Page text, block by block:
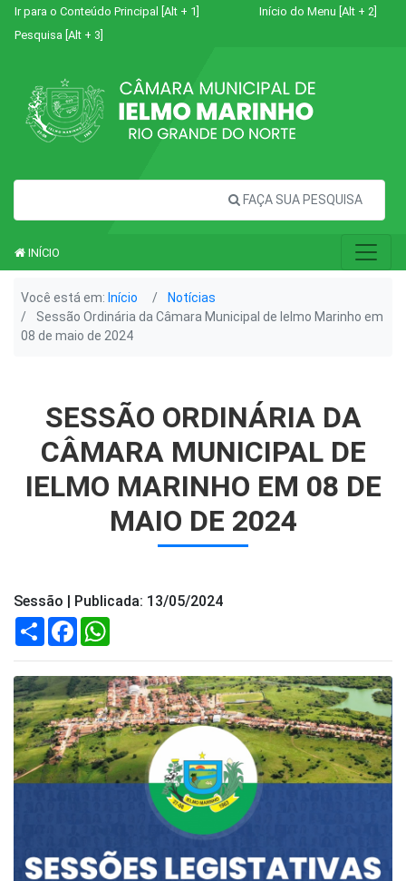
Ir para o Conteúdo Principal [Alt + 1]
Início do Menu [Alt + 2]
Pesquisa [Alt + 3]
FAÇA SUA PESQUISA
INÍCIO
Você está em: Início
Notícias
Sessão Ordinária da Câmara Municipal de Ielmo Marinho em
08 de maio de 2024
SESSÃO ORDINÁRIA DA
CÂMARA MUNICIPAL DE
IELMO MARINHO EM 08 DE
MAIO DE 2024
Sessão | Publicada: 13/05/2024
Compartilhar
Facebook